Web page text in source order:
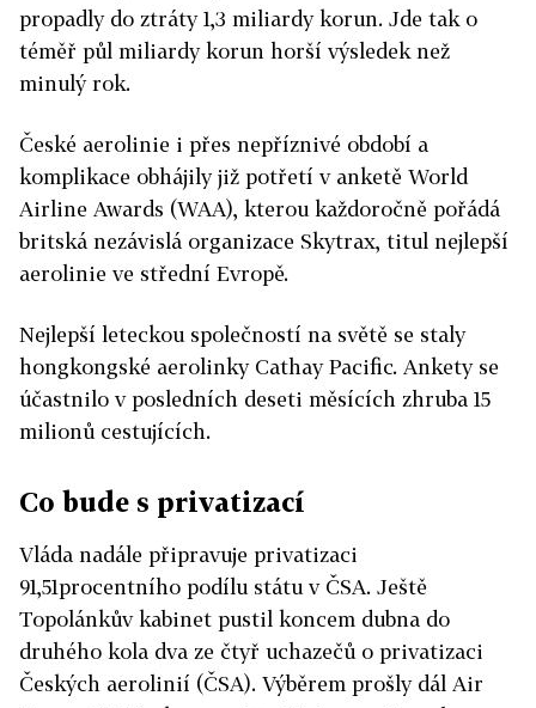
propadly do ztráty 1,3 miliardy korun. Jde tak o
téměř půl miliardy korun horší výsledek než
minulý rok.
České aerolinie i přes nepříznivé období a
komplikace obhájily již potřetí v anketě World
Airline Awards (WAA), kterou každoročně pořádá
britská nezávislá organizace Skytrax, titul nejlepší
aerolinie ve střední Evropě.
Nejlepší leteckou společností na světě se staly
hongkongské aerolinky Cathay Pacific. Ankety se
účastnilo v posledních deseti měsících zhruba 15
milionů cestujících.
Co bude s privatizací
Vláda nadále připravuje privatizaci
91,51procentního podílu státu v ČSA. Ještě
Topolánkův kabinet pustil koncem dubna do
druhého kola dva ze čtyř uchazečů o privatizaci
Českých aerolinií (ČSA). Výběrem prošly dál Air